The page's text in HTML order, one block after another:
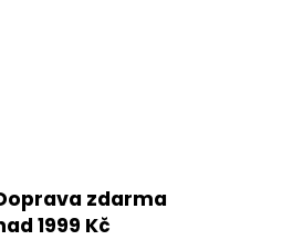
zdarma
1999 Kč